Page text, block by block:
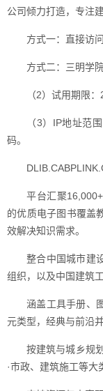
公司倾力打造，专注
方式一：直接访问
方式二：三明学
（2）试用期限
（3）IP地址范
码。
平台汇聚
的优质电子图书覆盖
效解决知识需求。
整合中国城市建
组织，以及中国建筑
涵盖工具手册、
元类型，经典与前沿并
按建筑与城乡规
·市政、建筑施工等大